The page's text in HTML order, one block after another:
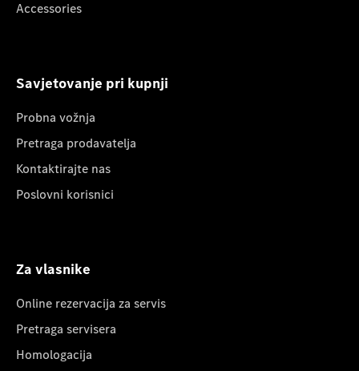
Accessories
Savjetovanje pri kupnji
Probna vožnja
Pretraga prodavatelja
Kontaktirajte nas
Poslovni korisnici
Za vlasnike
Online rezervacija za servis
Pretraga servisera
Homologacija